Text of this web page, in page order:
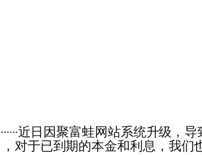
近日因聚富蛙网站系统升级
对于已到期的本金和利息，我